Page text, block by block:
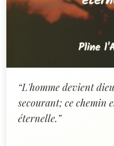
“L'homme devient
secourant; ce chemin
éternelle.”